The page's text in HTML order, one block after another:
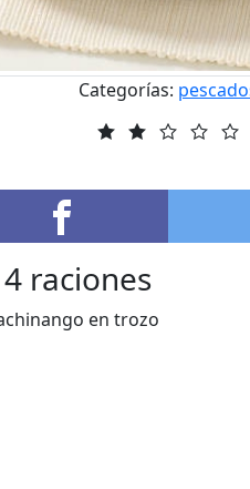
Categorías:
raciones
en trozo